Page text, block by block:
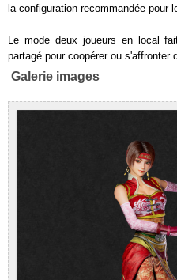
la configuration recommandée pour
Le mode deux joueurs en local
partagé pour coopérer ou
Galerie images